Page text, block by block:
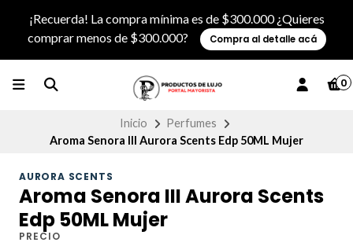
¡Recuerda! La compra mínima es de $300.000 ¿Quieres
comprar menos de $300.000?
Compra al detalle acá
0
Inicio
Perfumes
Aroma Senora III Aurora Scents Edp 50ML Mujer
AURORA SCENTS
Aroma Senora III Aurora Scents
Edp 50ML Mujer
PRECIO